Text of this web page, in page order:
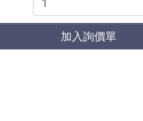
加入詢價單